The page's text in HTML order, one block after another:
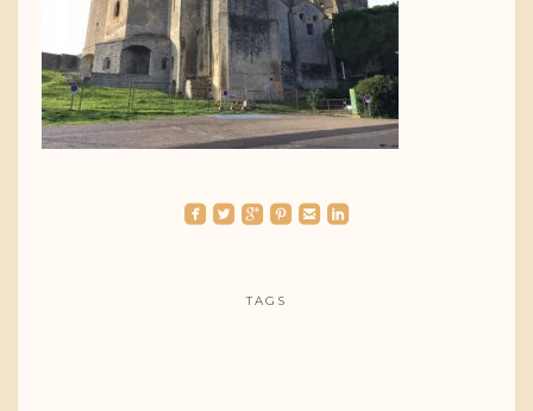
roundedfacebook roundedtwitterbird roundedgoogleplus roundedpinterest roundedemail roundedlinkedin
TAGS